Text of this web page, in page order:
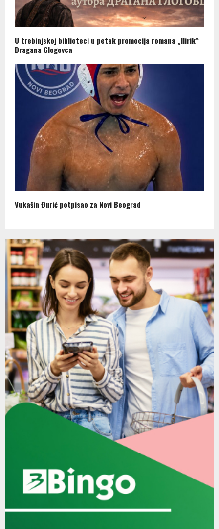
U trebinjskoj biblioteci u petak promocija romana „Ilirik“
Dragana Glogovca
Vukašin Đurić potpisao za Novi Beograd